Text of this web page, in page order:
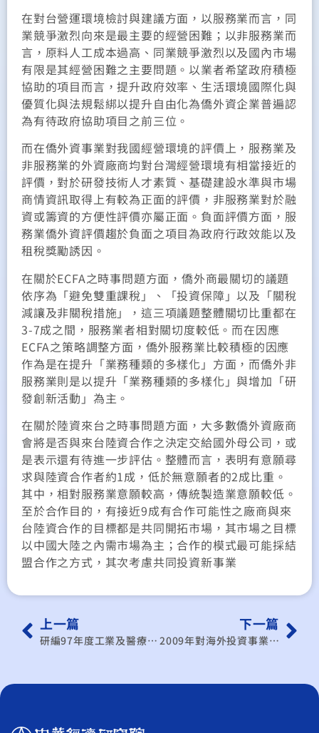
在對台營運環境檢討與建議方面，以服務業而言，同
業競爭激烈向來是最主要的經營困難；以非服務業而
言，原料人工成本過高、同業競爭激烈以及國內市場
有限是其經營困難之主要問題。以業者希望政府積極
協助的項目而言，提升政府效率、生活環境國際化與
優質化與法規鬆綁以提升自由化為僑外資企業普遍認
為有待政府協助項目之前三位。
而在僑外資事業對我國經營環境的評價上，服務業及
非服務業的外資廠商均對台灣經營環境有相當接近的
評價，對於研發技術人才素質、基礎建設水準與市場
商情資訊取得上有較為正面的評價，非服務業對於融
資或籌資的方便性評價亦屬正面。負面評價方面，服
務業僑外資評價趨於負面之項目為政府行政效能以及
租稅獎勵誘因。
在關於ECFA之時事問題方面，僑外商最關切的議題
依序為「避免雙重課稅」、「投資保障」以及「關稅
減讓及非關稅措施」，這三項議題整體關切比重都在
3-7成之間，服務業者相對關切度較低。而在因應
ECFA之策略調整方面，僑外服務業比較積極的因應
作為是在提升「業務種類的多樣化」方面，而僑外非
服務業則是以提升「業務種類的多樣化」與增加「研
發創新活動」為主。
在關於陸資來台之時事問題方面，大多數僑外資廠商
會將是否與來台陸資合作之決定交給國外母公司，或
是表示還有待進一步評估。整體而言，表明有意願尋
求與陸資合作者約1成，低於無意願者的2成比重。
其中，相對服務業意願較高，傳統製造業意願較低。
至於合作目的，有接近9成有合作可能性之廠商與來
台陸資合作的目標都是共同開拓市場，其市場之目標
以中國大陸之內需市場為主；合作的模式最可能採結
盟合作之方式，其次考慮共同投資新事業
上一篇
研編97年度工業及醫療廢棄物排放帳
下一篇
2009年對海外投資事業營運狀況調查分析報告(調查年度：2008年)